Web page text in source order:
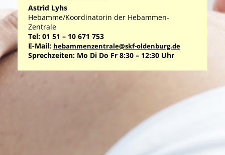
Astrid Lyhs
Hebamme/Koordinatorin der Hebammen-
Zentrale
Tel: 01 51 – 10 671 753
E-Mail: hebammenzentrale@skf-oldenburg.de
Sprechzeiten: Mo Di Do Fr 8:30 – 12:30 Uhr